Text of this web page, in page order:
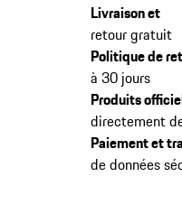
Livraison et
retour gratuit
Politique de
à 30 jours
Produits
directement
Paiement et
de données